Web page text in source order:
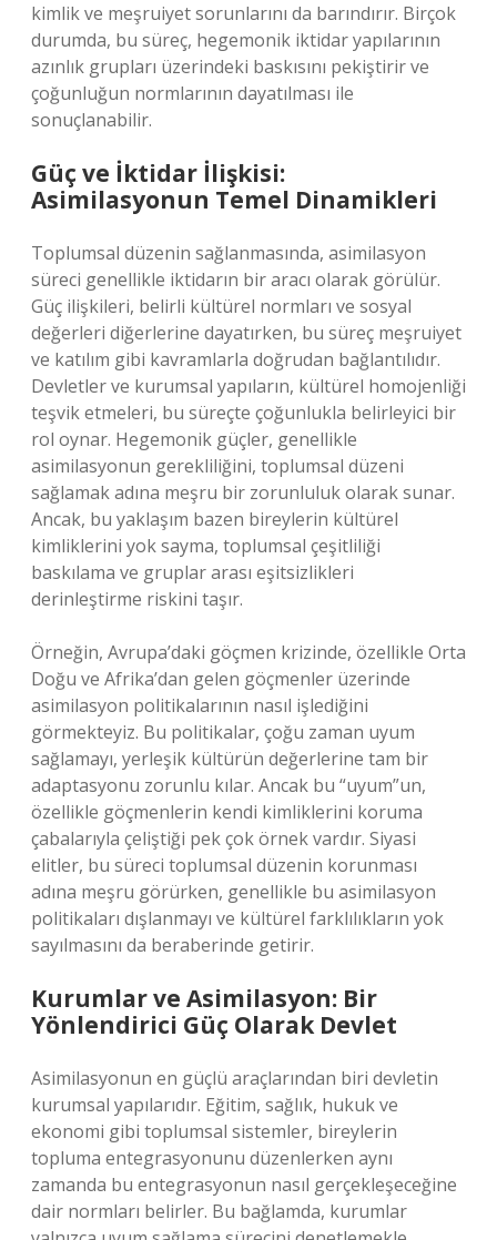
kimlik ve meşruiyet sorunlarını da barındırır. Birçok
durumda, bu süreç, hegemonik iktidar yapılarının
azınlık grupları üzerindeki baskısını pekiştirir ve
çoğunluğun normlarının dayatılması ile
sonuçlanabilir.
Güç ve İktidar İlişkisi:
Asimilasyonun Temel Dinamikleri
Toplumsal düzenin sağlanmasında, asimilasyon
süreci genellikle iktidarın bir aracı olarak görülür.
Güç ilişkileri, belirli kültürel normları ve sosyal
değerleri diğerlerine dayatırken, bu süreç meşruiyet
ve katılım gibi kavramlarla doğrudan bağlantılıdır.
Devletler ve kurumsal yapıların, kültürel homojenliği
teşvik etmeleri, bu süreçte çoğunlukla belirleyici bir
rol oynar. Hegemonik güçler, genellikle
asimilasyonun gerekliliğini, toplumsal düzeni
sağlamak adına meşru bir zorunluluk olarak sunar.
Ancak, bu yaklaşım bazen bireylerin kültürel
kimliklerini yok sayma, toplumsal çeşitliliği
baskılama ve gruplar arası eşitsizlikleri
derinleştirme riskini taşır.
Örneğin, Avrupa’daki göçmen krizinde, özellikle Orta
Doğu ve Afrika’dan gelen göçmenler üzerinde
asimilasyon politikalarının nasıl işlediğini
görmekteyiz. Bu politikalar, çoğu zaman uyum
sağlamayı, yerleşik kültürün değerlerine tam bir
adaptasyonu zorunlu kılar. Ancak bu “uyum”un,
özellikle göçmenlerin kendi kimliklerini koruma
çabalarıyla çeliştiği pek çok örnek vardır. Siyasi
elitler, bu süreci toplumsal düzenin korunması
adına meşru görürken, genellikle bu asimilasyon
politikaları dışlanmayı ve kültürel farklılıkların yok
sayılmasını da beraberinde getirir.
Kurumlar ve Asimilasyon: Bir
Yönlendirici Güç Olarak Devlet
Asimilasyonun en güçlü araçlarından biri devletin
kurumsal yapılarıdır. Eğitim, sağlık, hukuk ve
ekonomi gibi toplumsal sistemler, bireylerin
topluma entegrasyonunu düzenlerken aynı
zamanda bu entegrasyonun nasıl gerçekleşeceğine
dair normları belirler. Bu bağlamda, kurumlar